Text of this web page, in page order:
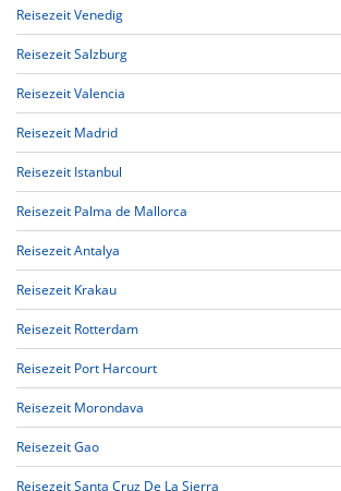
Reisezeit Venedig
Reisezeit Salzburg
Reisezeit Valencia
Reisezeit Madrid
Reisezeit Istanbul
Reisezeit Palma de Mallorca
Reisezeit Antalya
Reisezeit Krakau
Reisezeit Rotterdam
Reisezeit Port Harcourt
Reisezeit Morondava
Reisezeit Gao
Reisezeit Santa Cruz De La Sierra